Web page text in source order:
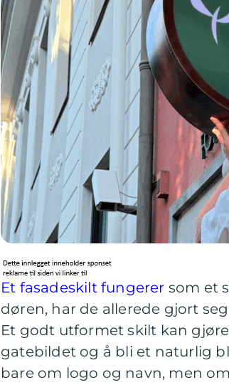
Et fasadeskilt fungerer som et
døren, har de allerede gjort
Et godt utformet skilt kan
gatebildet og å bli et naturlig
bare om logo og navn, men